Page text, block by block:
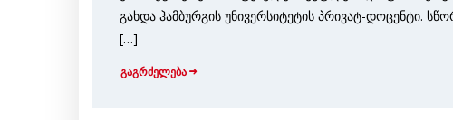
გახდა ჰამბურგის უნივერსიტეტის პრივატ-დოცენტი.
[…]
გაგრძელება